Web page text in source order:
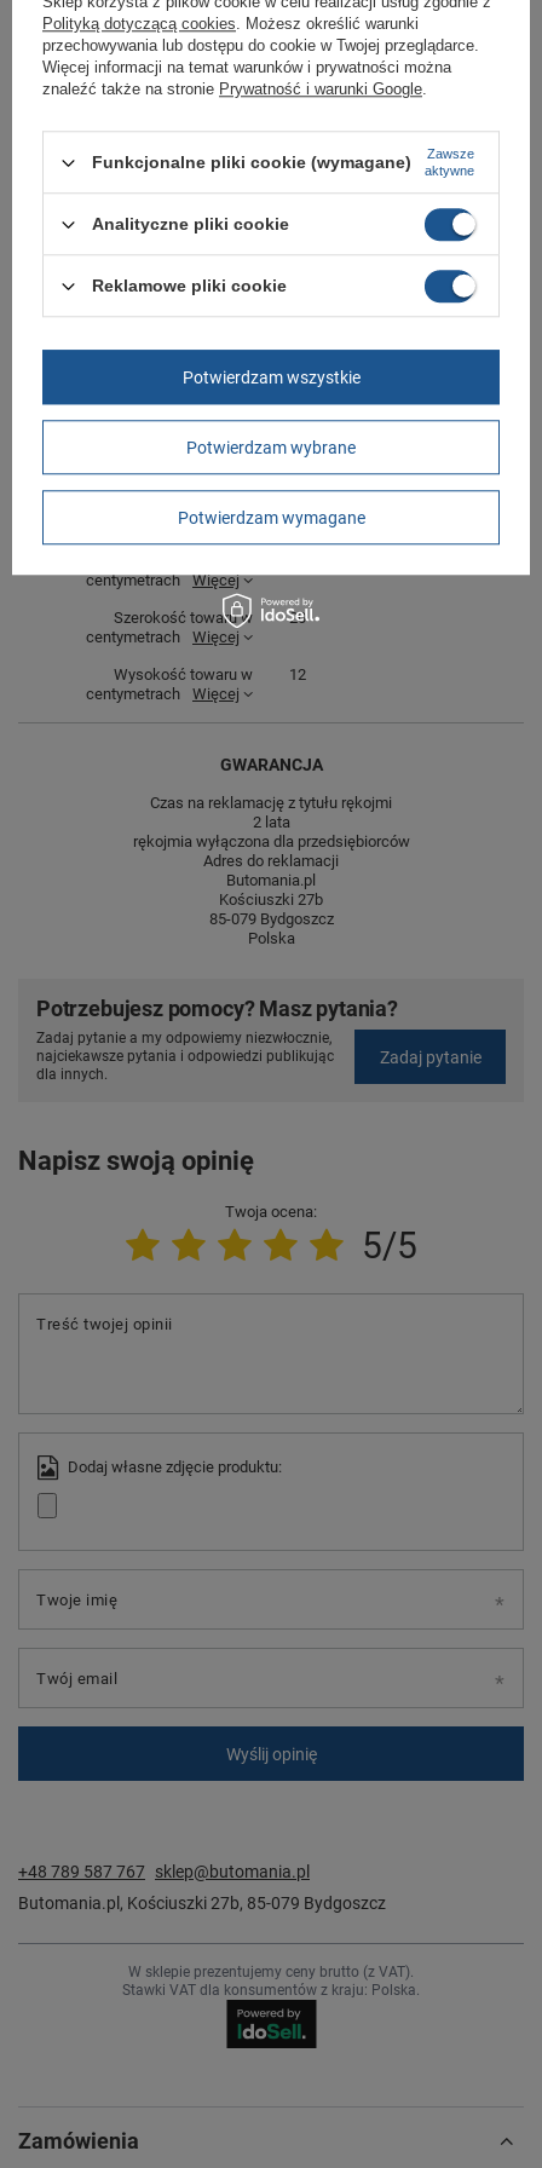
Akcesoria sportowe sklep
Butomania.pl
Kupując w naszym sklepie internetowym masz gwarancję, że towar jest
oryginalny i pochodzi z oficjalnej sieci dystrybucyjnej.
W ciągu 30 dni możesz dokonać zwrotu bądź wymiany towaru bez
podania przyczyny.
Symbol 079948 40
Gwarancja Gwarancja
Kolor różowy
Materiał zewnętrzny poliester
Zapięcie zamek
centymetrach
Więcej
Szerokość towaru w
centymetrach
Więcej
20
Wysokość towaru w
centymetrach
Więcej
12
GWARANCJA
Czas na reklamację z tytułu rękojmi
2 lata
rękojmia wyłączona dla przedsiębiorców
Adres do reklamacji
Butomania.pl
Kościuszki 27b
85-079 Bydgoszcz
Polska
Potrzebujesz pomocy? Masz pytania?
Zadaj pytanie a my odpowiemy niezwłocznie,
najciekawsze pytania i odpowiedzi publikując
dla innych.
Zadaj pytanie
Napisz swoją opinię
Twoja ocena:
5/5
Treść twojej opinii
Dodaj własne zdjęcie produktu:
Twoje imię
Twój email
Wyślij opinię
+48 789 587 767 sklep@butomania.pl
Butomania.pl , Kościuszki 27b, 85-079 Bydgoszcz
W sklepie prezentujemy ceny brutto (z VAT).
Stawki VAT dla konsumentów z kraju: Polska.
Zamówienia
Polityką dotyczącą cookies. Możesz określić warunki
przechowywania lub dostępu do cookie w Twojej przeglądarce.
Więcej informacji na temat warunków i prywatności można
znaleźć także na stronie Prywatność i warunki Google.
Funkcjonalne pliki cookie (wymagane)
Zawsze
aktywne
Analityczne pliki cookie
Reklamowe pliki cookie
Potwierdzam wybrane
Potwierdzam wymagane
Potwierdzam wszystkie